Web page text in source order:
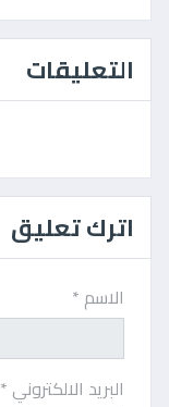
التعليقات
اترك تعليق
الاسم *
البريد الالكتروني *